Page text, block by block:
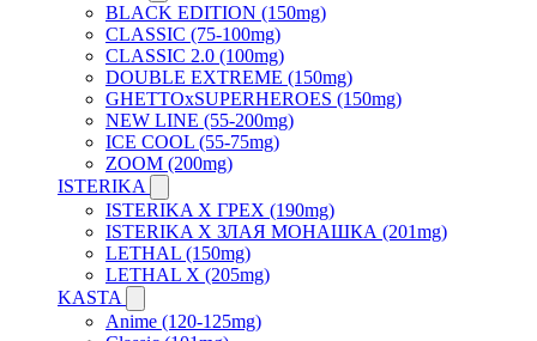
BLACK EDITION (150mg)
CLASSIC (75-100mg)
CLASSIC 2.0 (100mg)
DOUBLE EXTREME (150mg)
GHETTOxSUPERHEROES (150mg)
NEW LINE (55-200mg)
ICE COOL (55-75mg)
ZOOM (200mg)
ISTERIKA
ISTERIKA X ГРЕХ (190mg)
ISTERIKA X ЗЛАЯ МОНАШКА (201mg)
LETHAL (150mg)
LETHAL X (205mg)
KASTA
Anime (120-125mg)